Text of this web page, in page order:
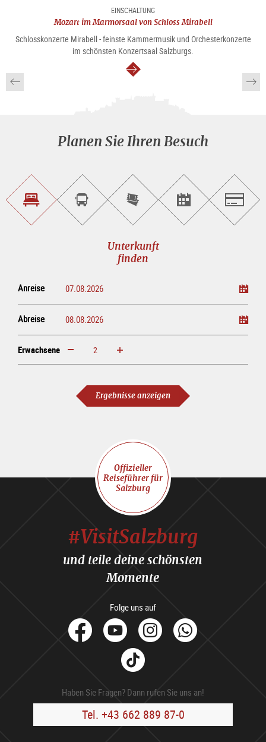
EINSCHALTUNG
Mozart im Marmorsaal von Schloss Mirabell
Schlosskonzerte Mirabell - feinste Kammermusik und Orchesterkonzerte
im schönsten Konzertsaal Salzburgs.
weiter
Planen Sie Ihren Besuch
Unterkunft<br>findenSightseeing<br>Tour
buchen
Tickets
online<br>kaufen
Events<br>finden
Unterkunft
finden
Anreise
Abreise
Erwachsene erhöhen verringern
Ergebnisse anzeigen
Offizieller
Reiseführer für
Salzburg
#VisitSalzburg
und teile deine schönsten
Momente
Folge uns auf
facebook
YoutubeInstagram
Tik
Tok
Haben Sie Fragen? Dann rufen Sie uns an!
Tel. +43 662 889 87-0